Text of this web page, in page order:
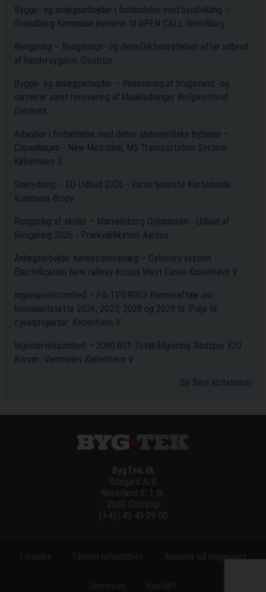
Bygge- og anlægsarbejder i forbindelse med byudvikling –
Svendborg Kommune inviterer til OPEN CALL Svendborg
Rengøring – Rengørings- og desinfektionsydelser efter udbrud
af husdyrsygdom Glostrup
Bygge- og anlægsarbejder – Renovering af brugsvand- og
varmerør samt renovering af kloakledninger Boligkontoret
Danmark
Arbejder i forbindelse med delvis underjordiske bybaner –
Copenhagen - New Metroline, M5 Transportation System
København S
Snerydning – EU-Udbud 2026 - Vintertjeneste Kerteminde
Kommune Broby
Rengøring af skoler – Marselisborg Gymnasium - Udbud af
Rengøring 2026 - PrækvalifikationAarhus
Anlægsarbejde: kørestrømsanlæg – Catenary system -
Electrification New railway across West Funen København V
Ingeniørvirksomhed – PA-TPD.R003 Rammeaftale om
konsulentstøtte 2026, 2027, 2028 og 2029 til ’Pulje til
cykelprojekter’ København V
Ingeniørvirksomhed – 2090.R01 Totalrådgivning Nødspor E20
Korsør ­ Vemmelev København V
Se flere licitationer
BygTek.dk
Odsgard A/S
Naverland 8, 1.th.
2600 Glostrup
(+45) 43 43 29 00